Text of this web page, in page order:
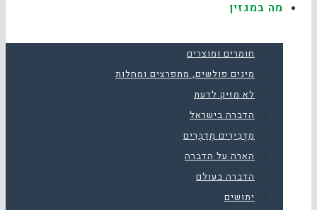
מה במגזין
חומרים ומוצרים
מינים פולשים, מתפרצים ומחלות
לא מזיק לדעת
הדברה בישראל
מַדְבִּירִים מְדַבְּרִים
הארה על הדברה
הדברה בעולם
יתושים